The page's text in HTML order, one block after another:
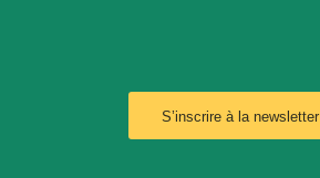
S’inscrire à la newsletter